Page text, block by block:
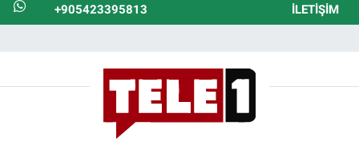
+905423395813 İLETIŞIM